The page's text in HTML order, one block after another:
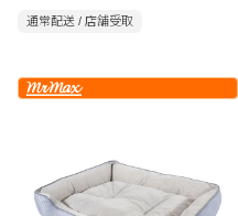
通常配送 / 店舗受取